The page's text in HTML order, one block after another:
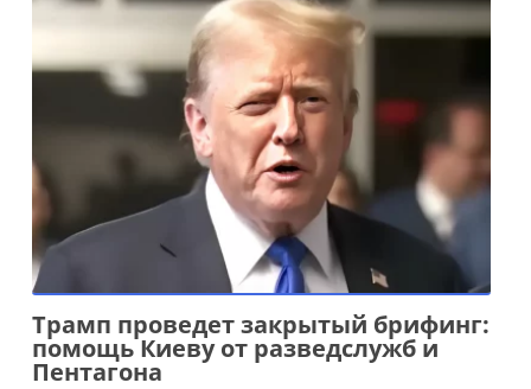
Трамп проведет закрытый брифинг:
помощь Киеву от разведслужб и
Пентагона